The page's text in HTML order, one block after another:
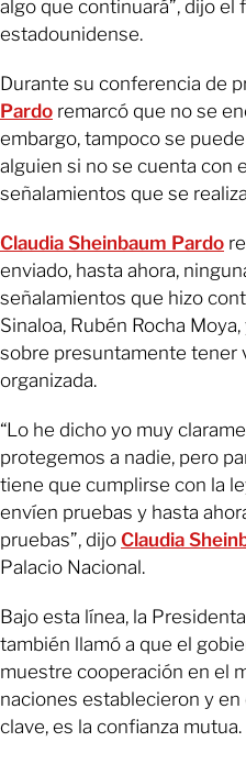
algo que continuará”, dijo
estadounidense.
Durante su conferencia de
Pardo remarcó que no se
embargo, tampoco se
alguien si no se cuenta con
señalamientos que se
Claudia Sheinbaum Pardo
enviado, hasta ahora,
señalamientos que hizo
Sinaloa, Rubén Rocha
sobre presuntamente tener
organizada.
“Lo he dicho yo muy
protegemos a nadie, pero
tiene que cumplirse con la
envíen pruebas y hasta
pruebas”, dijo Claudia
Palacio Nacional.
Bajo esta línea, la Presidenta
también llamó a que el
muestre cooperación en el
naciones establecieron y
clave, es la confianza mutua.